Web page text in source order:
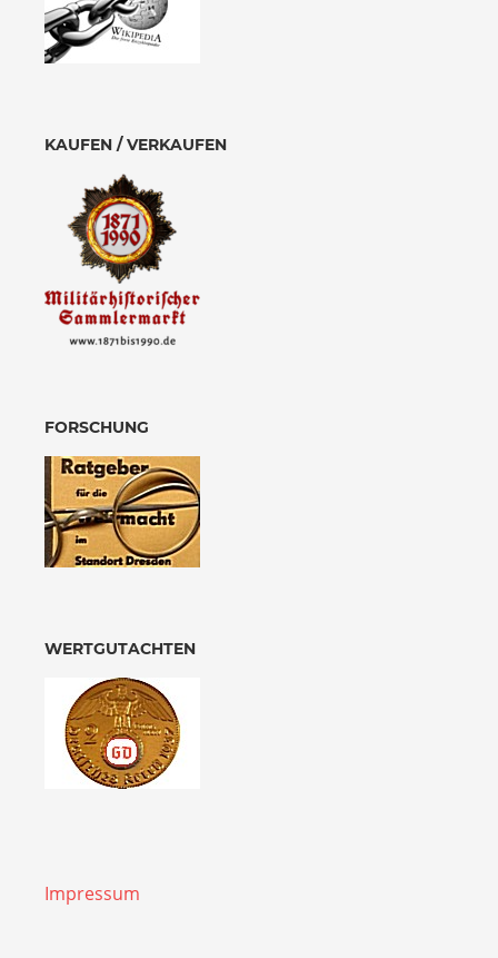
KAUFEN / VERKAUFEN
FORSCHUNG
WERTGUTACHTEN
Impressum